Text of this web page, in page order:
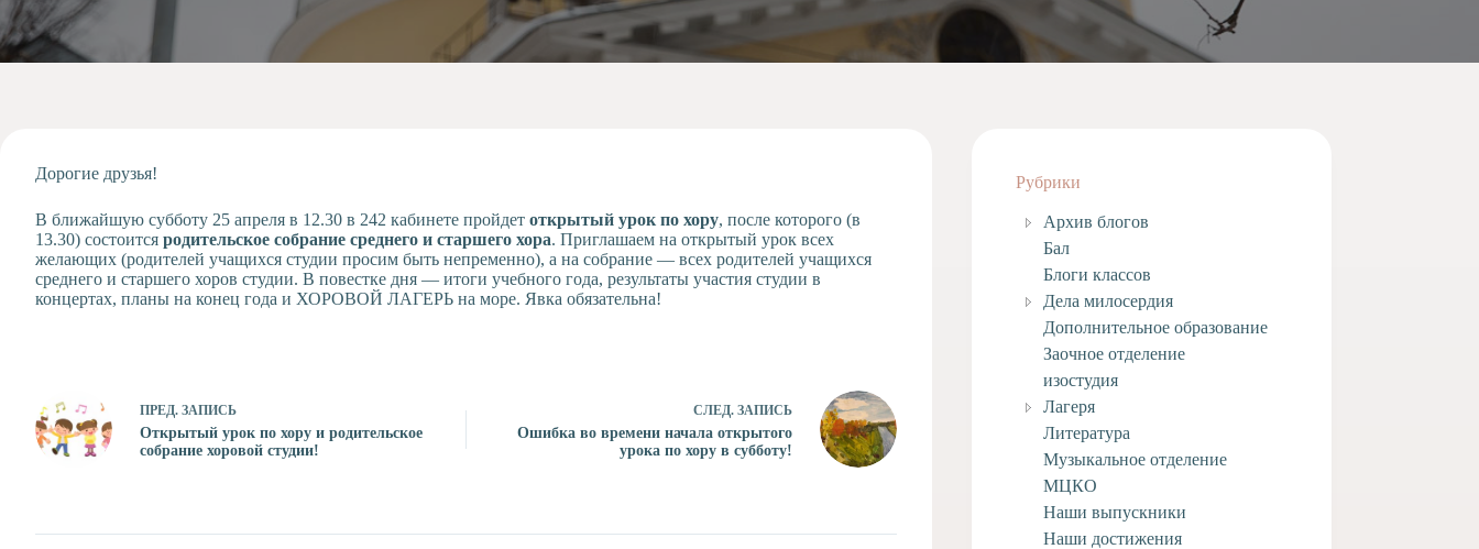
Проекты
отделение
Служба
Тьюторская
служба
Дорогие друзья!
В ближайшую субботу 25 апреля в 12.30 в 242 кабинете пройдет открытый урок по хору, после которого (в
13.30) состоится родительское собрание среднего и старшего хора. Приглашаем на открытый урок всех
желающих (родителей учащихся студии просим быть непременно), а на собрание — всех родителей учащихся
среднего и старшего хоров студии. В повестке дня — итоги учебного года, результаты участия студии в
концертах, планы на конец года и ХОРОВОЙ ЛАГЕРЬ на море. Явка обязательна!
ПРЕД. ЗАПИСЬ
Открытый урок по хору и родительское
собрание хоровой студии!
СЛЕД. ЗАПИСЬ
Ошибка во времени начала открытого
урока по хору в субботу!
Рубрики
Архив блогов
Бал
Блоги классов
Дела милосердия
Дополнительное образование
Заочное отделение
изостудия
Лагеря
Литература
Музыкальное отделение
МЦКО
Наши выпускники
Наши достижения